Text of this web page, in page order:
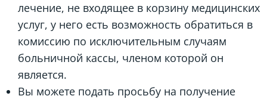
лечение, не входящее в корзину медицинских
услуг, у него есть возможность обратиться в
комиссию по исключительным случаям
больничной кассы, членом которой он
является.
Вы можете подать просьбу на получение